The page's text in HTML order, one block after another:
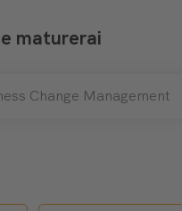
maturerai
Change Management